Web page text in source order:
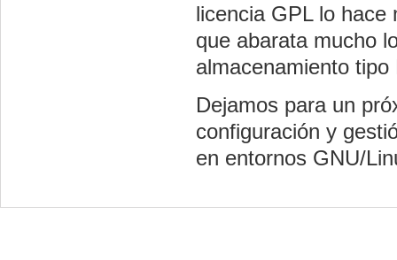
licencia GPL lo hace
que abarata mucho
almacenamiento
Dejamos para un
configuración y
en entornos GNU/